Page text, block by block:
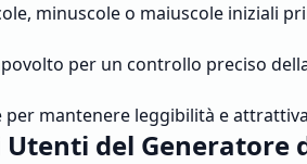
minuscole o maiuscole iniziali
per un controllo preciso
mantenere leggibilità e
Utenti del